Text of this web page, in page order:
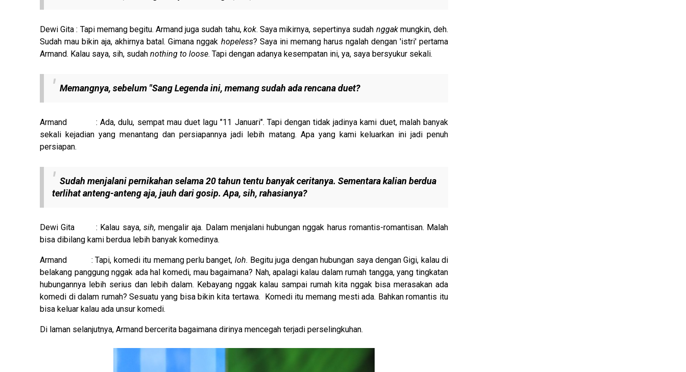
Dewi Gita : Tapi memang begitu. Armand juga sudah tahu, kok. Saya mikirnya, sepertinya sudah nggakmungkin, deh.
Sudah mau bikin aja, akhirnya batal. Gimana nggak hopeless? Saya ini memang harus ngalah dengan 'istri' pertama
Armand. Kalau saya, sih, sudah nothing to loose. Tapi dengan adanya kesempatan ini, ya, saya bersyukur sekali.
Memangnya, sebelum "Sang Legenda ini, memang sudah ada rencana duet?
Armand : Ada, dulu, sempat mau duet lagu "11 Januari". Tapi dengan tidak jadinya kami duet, malah banyak
sekali kejadian yang menantang dan persiapannya jadi lebih matang. Apa yang kami keluarkan ini jadi penuh
persiapan.
Sudah menjalani pernikahan selama 20 tahun tentu banyak ceritanya. Sementara kalian berdua
terlihatanteng-antengaja, jauh dari gosip. Apa, sih, rahasianya?
Dewi Gita : Kalau saya,sih, mengalir aja. Dalam menjalani hubungan nggak harus romantis-romantisan. Malah
bisa dibilang kami berdua lebih banyak komedinya.
Armand : Tapi, komedi itu memang perlu banget, loh. Begitu juga dengan hubungan saya dengan Gigi, kalau di
belakang panggung nggak ada hal komedi, mau bagaimana? Nah, apalagi kalau dalam rumah tangga, yang tingkatan
hubungannya lebih serius dan lebih dalam. Kebayang nggak kalau sampai rumah kita nggak bisa merasakan ada
komedi di dalam rumah? Sesuatu yang bisa bikin kita tertawa. Komedi itu memang mesti ada. Bahkan romantis itu
bisa keluar kalau ada unsur komedi.
Di laman selanjutnya, Armand bercerita bagaimana dirinya mencegah terjadi perselingkuhan.